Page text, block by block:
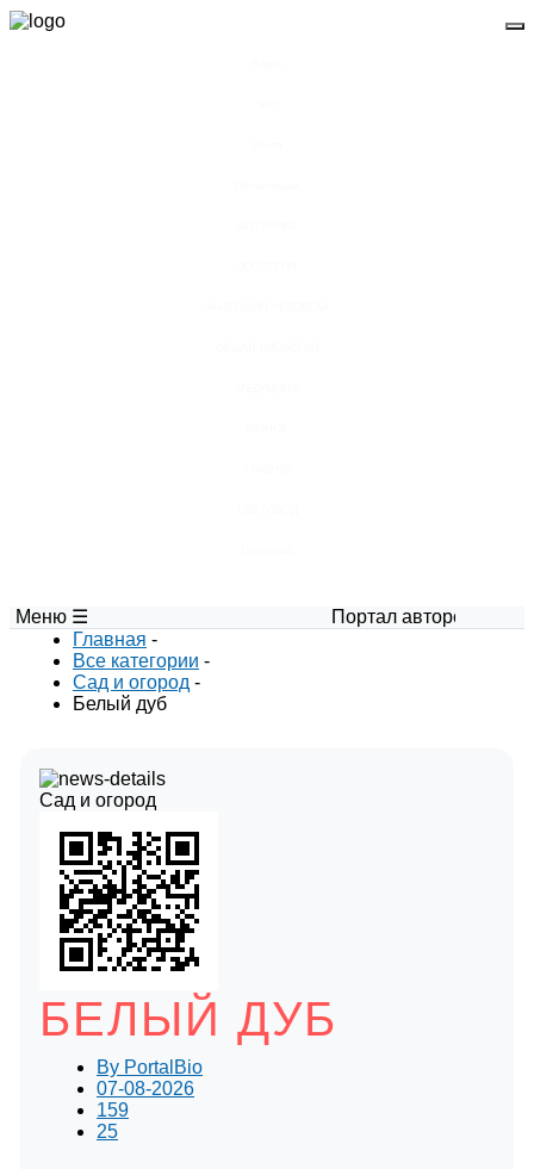
Меню ☰
Портал авторских материалов
Главная -
Все категории -
Сад и огород -
Белый дуб
Сад и огород
БЕЛЫЙ ДУБ
By PortalBio
07-08-2026
159
25